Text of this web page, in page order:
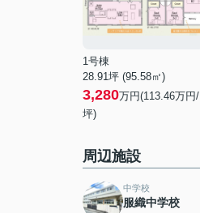
1号棟
28.91坪 (95.58㎡)
3,280万円(113.46万円/
坪)
周辺施設
中学校
服織中学校